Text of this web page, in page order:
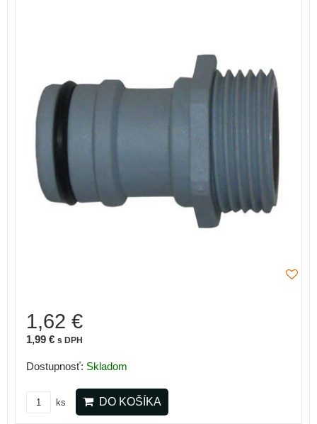
1,62 €
1,99 € s DPH
Dostupnosť: Skladom
ks DO KOŠÍKA